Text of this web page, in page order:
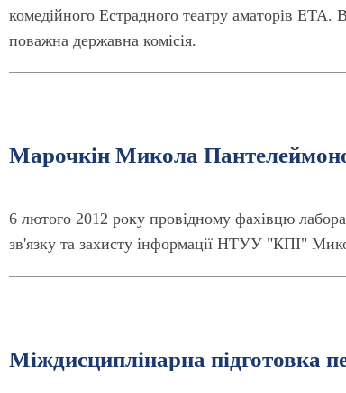
комедійного Естрадного театру аматорів ЕТА.
поважна державна комісія.
Марочкін Микола
6 лютого 2012 року провідному фахівцю
зв'язку та захисту інформації НТУУ "КПІ"
Міждисциплінарна підготовка